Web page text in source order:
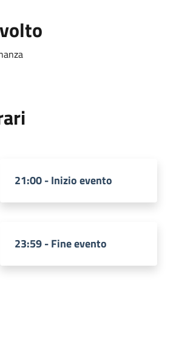
21:00 - Inizio evento
23:59 - Fine evento